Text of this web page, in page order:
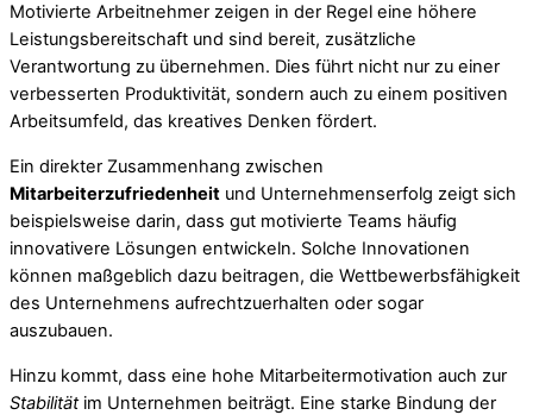
Motivierte Arbeitnehmer zeigen in der Regel eine höhere
Leistungsbereitschaft und sind bereit, zusätzliche
Verantwortung zu übernehmen. Dies führt nicht nur zu einer
verbesserten Produktivität, sondern auch zu einem positiven
Arbeitsumfeld, das kreatives Denken fördert.
Ein direkter Zusammenhang zwischen
Mitarbeiterzufriedenheit und Unternehmenserfolg zeigt sich
beispielsweise darin, dass gut motivierte Teams häufig
innovativere Lösungen entwickeln. Solche Innovationen
können maßgeblich dazu beitragen, die Wettbewerbsfähigkeit
des Unternehmens aufrechtzuerhalten oder sogar
auszubauen.
Hinzu kommt, dass eine hohe Mitarbeitermotivation auch zur
Stabilitätim Unternehmen beiträgt. Eine starke Bindung der